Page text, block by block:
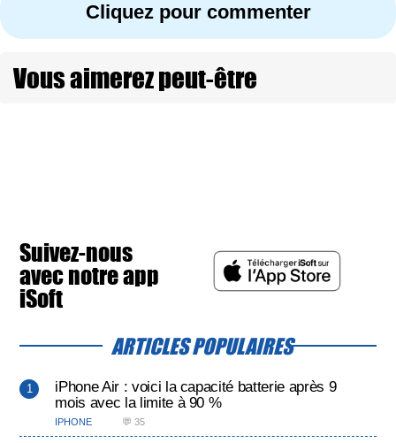
Cliquez pour commenter
Vous aimerez peut-être
Suivez-nous
avec notre app
iSoft
ARTICLES POPULAIRES
iPhone Air : voici la capacité batterie après 9
mois avec la limite à 90 %
IPHONE 💬 35